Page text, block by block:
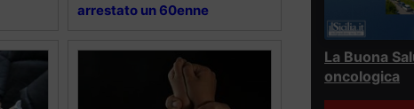
arrestato un 60enne
La Buona
oncologica